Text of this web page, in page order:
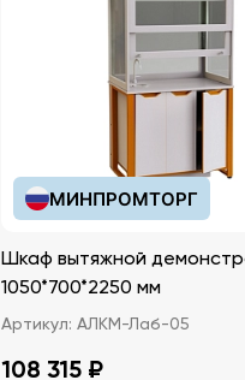
МИНПРОМТОРГ
Шкаф вытяжной
1050*700*2250 мм
Артикул: АЛКМ-Лаб-05
108 315 ₽